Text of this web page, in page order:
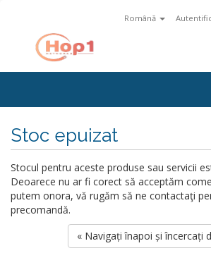
Română
Stoc epuizat
Stocul pentru aceste produse sau servicii
Deoarece nu ar fi corect să acceptăm
putem onora, vă rugăm să ne contactaţi
precomandă.
« Navigați înapoi și încercați